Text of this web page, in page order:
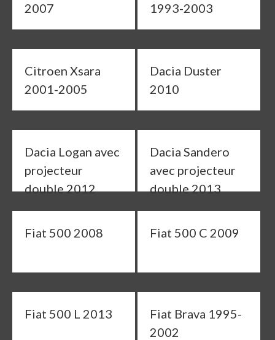
2007 1993-2003
Citroen Xsara
2001-2005
Dacia Duster
2010
Dacia Logan avec
projecteur
double 2012
Dacia Sandero
avec projecteur
double 2013
Fiat 500 2008 Fiat 500 C 2009
Fiat 500 L 2013
Fiat Brava 1995-
2002